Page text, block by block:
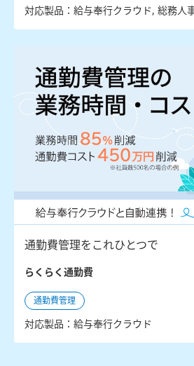
対応製品：給与奉行クラウド, 総務人
通勤費管理をこれひとつで
らくらく通勤費
通勤費管理
対応製品：給与奉行クラウド